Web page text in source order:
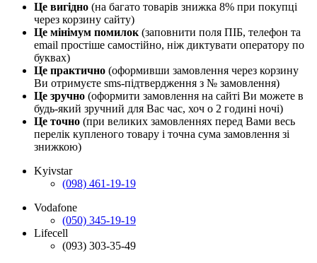
Це вигідно (на багато товарів знижка 8% при покупці
через корзину сайту)
Це мінімум помилок (заповнити поля ПІБ, телефон та
email простіше самостійно, ніж диктувати оператору по
буквах)
Це практично (оформивши замовлення через корзину
Ви отримуєте sms-підтвердження з № замовлення)
Це зручно (оформити замовлення на сайті Ви можете в
будь-який зручний для Вас час, хоч о 2 годині ночі)
Це точно (при великих замовленнях перед Вами весь
перелік купленого товару і точна сума замовлення зі
знижкою)
Kyivstar
(098) 461-19-19
Vodafone
(050) 345-19-19
Lifecell
(093) 303-35-49